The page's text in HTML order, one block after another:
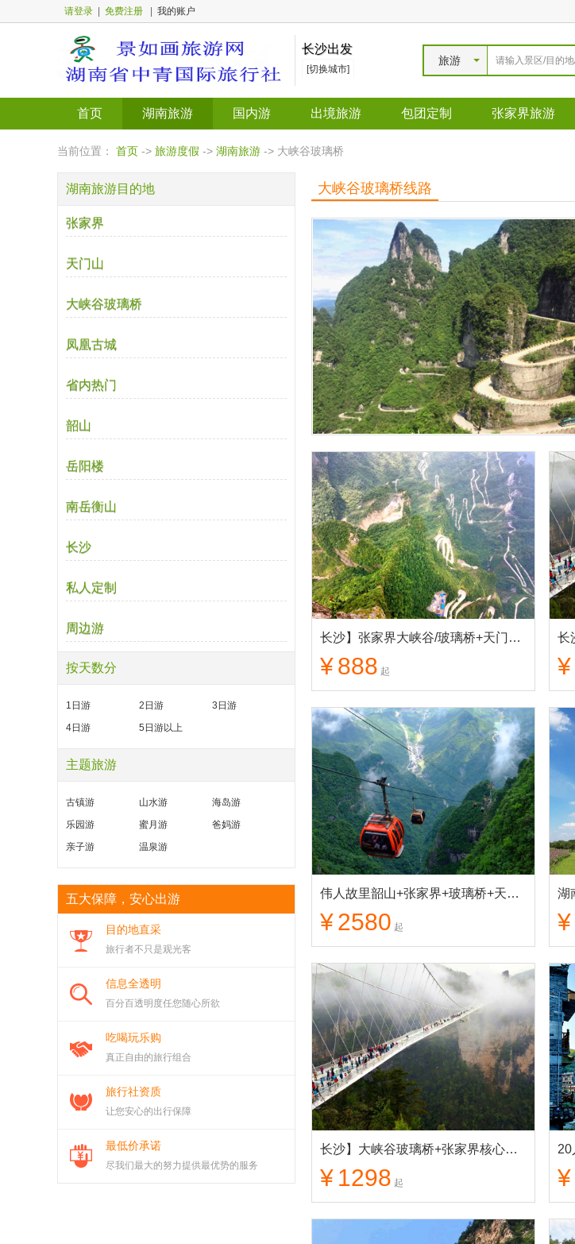
请登录 免费注册 我的账户
长沙出发
[切换城市]
旅游
首页 湖南旅游 国内游 出境旅游 包团定制 张家界旅游
当前位置： 首页 -> 旅游度假 -> 湖南旅游 -> 大峡谷玻璃桥
湖南旅游目的地
张家界
天门山
大峡谷玻璃桥
凤凰古城
省内热门
韶山
岳阳楼
南岳衡山
长沙
私人定制
周边游
按天数分
1日游 2日游
3日游
4日游
5日游以上
主题旅游
古镇游 山水游
海岛游
乐园游
蜜月游
爸妈游
亲子游
温泉游
五大保障，安心出游
目的地直采
旅行者不只是观光客
信息全透明
百分百透明度任您随心所欲
吃喝玩乐购
真正自由的旅行组合
旅行社资质
让您安心的出行保障
最低价承诺
尽我们最大的努力提供最优势的服务
大峡谷玻璃桥线路
长沙】张家界大峡谷/玻璃桥+天门山+72奇楼+凤凰古城 3日游
¥888 起 ¥
伟人故里韶山+张家界+玻璃桥+天门山+凤凰古城 纯玩7日游
¥2580 起 ¥
长沙】大峡谷玻璃桥+张家界核心景区+天门山+凤凰古城+芙蓉镇 纯玩4日游
¥ 1298 起 ¥